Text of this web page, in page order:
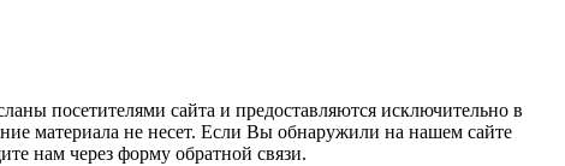
посетителями сайта и предоставляются исключительно в
материала не несет. Если Вы обнаружили на нашем сайте
нам через форму обратной связи.